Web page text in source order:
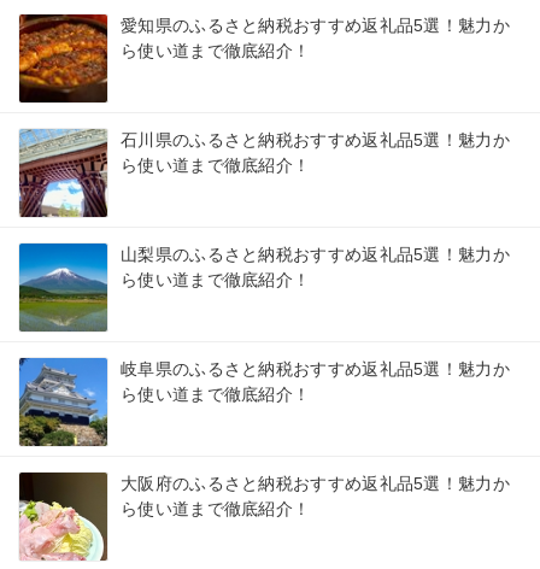
愛知県のふるさと納税おすすめ返礼品5選！魅力か
ら使い道まで徹底紹介！
石川県のふるさと納税おすすめ返礼品5選！魅力か
ら使い道まで徹底紹介！
山梨県のふるさと納税おすすめ返礼品5選！魅力か
ら使い道まで徹底紹介！
岐阜県のふるさと納税おすすめ返礼品5選！魅力か
ら使い道まで徹底紹介！
大阪府のふるさと納税おすすめ返礼品5選！魅力か
ら使い道まで徹底紹介！